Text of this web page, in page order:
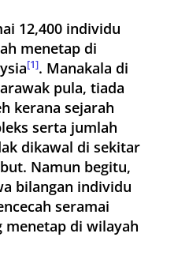
12,400 individu
menetap di
[1]. Manakala di
pula, tiada
kerana sejarah
serta jumlah
dikawal di sekitar
Namun begitu,
bilangan individu
seramai
menetap di wilayah